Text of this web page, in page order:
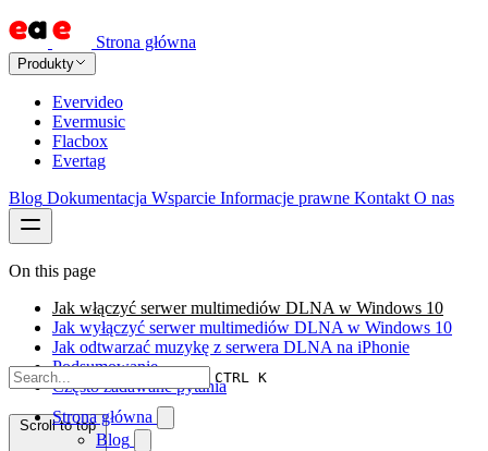
Strona główna
Produkty
Evervideo
Evermusic
Flacbox
Evertag
Blog Dokumentacja Wsparcie Informacje prawne Kontakt O nas
CTRL K
Strona główna
Blog
On this page
Jak włączyć serwer multimediów DLNA w Windows 10
Jak wyłączyć serwer multimediów DLNA w Windows 10
Jak odtwarzać muzykę z serwera DLNA na iPhonie
Podsumowanie
Często zadawane pytania
Scroll to top